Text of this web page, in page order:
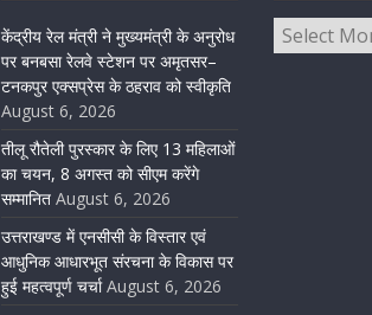
केंद्रीय रेल मंत्री ने मुख्यमंत्री के अनुरोध
पर बनबसा रेलवे स्टेशन पर अमृतसर–
टनकपुर एक्सप्रेस के ठहराव को स्वीकृति
August 6, 2026
तीलू रौतेली पुरस्कार के लिए 13 महिलाओं
का चयन, 8 अगस्त को सीएम करेंगे
सम्मानित August 6, 2026
उत्तराखण्ड में एनसीसी के विस्तार एवं
आधुनिक आधारभूत संरचना के विकास पर
हुई महत्वपूर्ण चर्चा August 6, 2026